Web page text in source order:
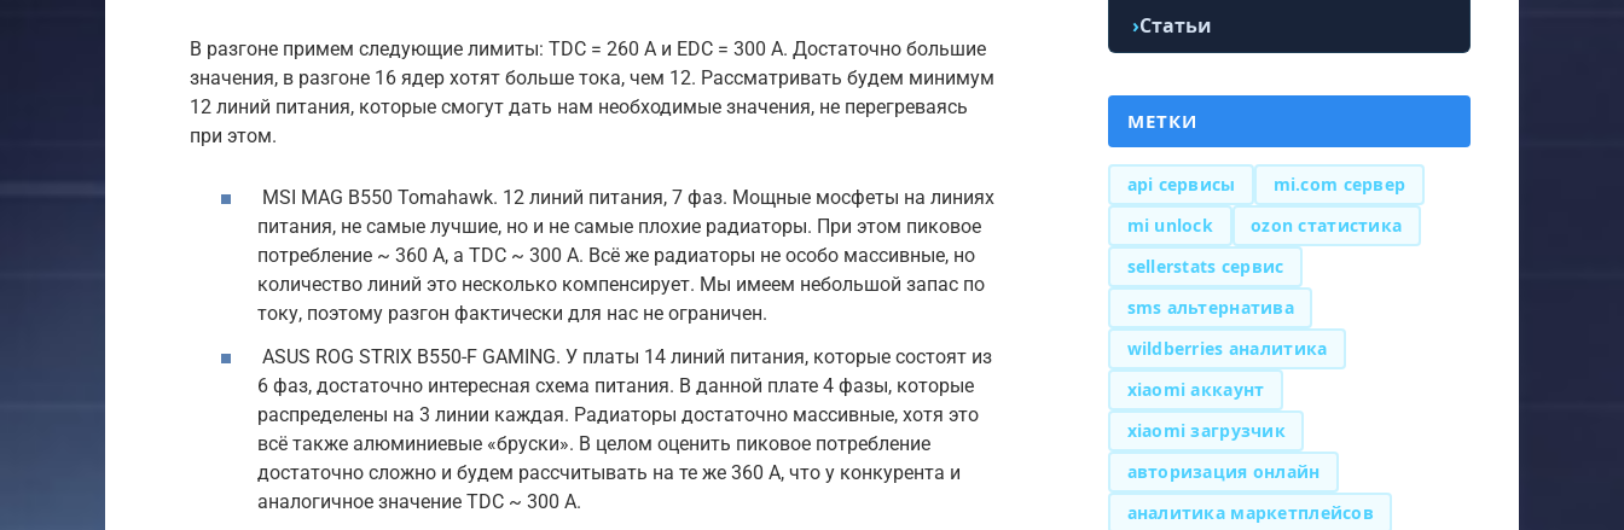
В разгоне примем следующие лимиты: TDC = 260 A и EDC = 300 А. Достаточно большие
значения, в разгоне 16 ядер хотят больше тока, чем 12. Рассматривать будем минимум
12 линий питания, которые смогут дать нам необходимые значения, не перегреваясь
при этом.
MSI MAG B550 Tomahawk. 12 линий питания, 7 фаз. Мощные мосфеты на линиях
питания, не самые лучшие, но и не самые плохие радиаторы. При этом пиковое
потребление ~ 360 А, а TDC ~ 300 А. Всё же радиаторы не особо массивные, но
количество линий это несколько компенсирует. Мы имеем небольшой запас по
току, поэтому разгон фактически для нас не ограничен.
ASUS ROG STRIX B550-F GAMING. У платы 14 линий питания, которые состоят из
6 фаз, достаточно интересная схема питания. В данной плате 4 фазы, которые
распределены на 3 линии каждая. Радиаторы достаточно массивные, хотя это
всё также алюминиевые «бруски». В целом оценить пиковое потребление
достаточно сложно и будем рассчитывать на те же 360 А, что у конкурента и
аналогичное значение TDC ~ 300 А.
Статьи
МЕТКИ
api сервисы
mi.com сервер
mi unlock
ozon статистика
sellerstats сервис
sms альтернатива
wildberries аналитика
xiaomi аккаунт
xiaomi загрузчик
авторизация онлайн
аналитика маркетплейсов